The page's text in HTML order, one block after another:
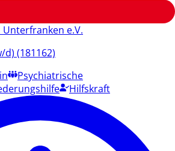
e.V.
(181162)
Psychiatrische
Hilfskraft